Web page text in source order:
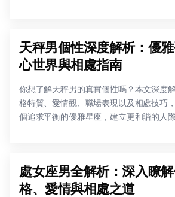
天秤男個性深度解析：優
心世界與相處指南
你想了解天秤男的真實個性嗎？本文深度
格特質、愛情觀、職場表現以及相處技巧
個追求平衡的優雅星座，建立更和諧的人際
處女座男全解析：深入瞭
格、愛情與相處之道